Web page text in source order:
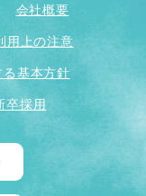
会社概要
用上の注意
基本方針
卒採用